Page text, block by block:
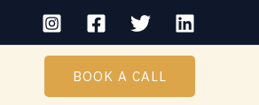
BOOK A CALL